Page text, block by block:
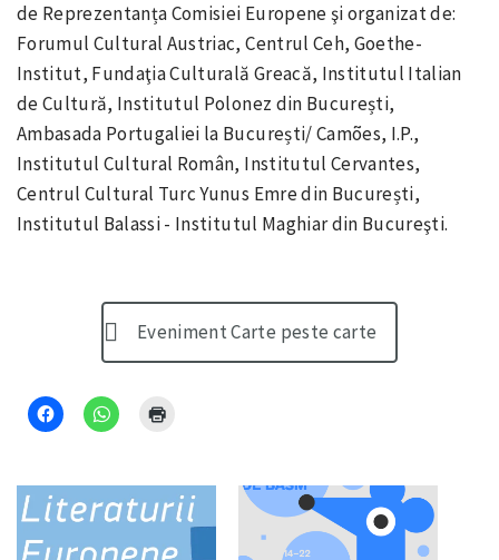
de Reprezentanța Comisiei Europene şi organizat de:
Forumul Cultural Austriac, Centrul Ceh, Goethe-
Institut, Fundaţia Culturală Greacă, Institutul Italian
de Cultură, Institutul Polonez din București,
Ambasada Portugaliei la București/ Camões, I.P.,
Institutul Cultural Român, Institutul Cervantes,
Centrul Cultural Turc Yunus Emre din București,
Institutul Balassi - Institutul Maghiar din Bucureşti.
Eveniment Carte peste carte